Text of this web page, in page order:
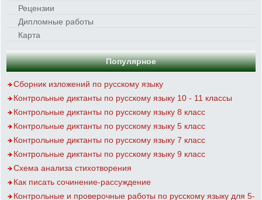
Рецензии
Дипломные работы
Карта
Популярное
Сборник изложений по русскому языку
Контрольные диктанты по русскому языку 10 - 11 классы
Контрольные диктанты по русскому языку 8 класс
Контрольные диктанты по русскому языку 5 класс
Контрольные диктанты по русскому языку 7 класс
Контрольные диктанты по русскому языку 9 класс
Схема анализа стихотворения
Как писать сочинение-рассуждение
Контрольные и проверочные работы по русскому языку для 5-